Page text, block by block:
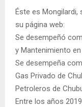
Éste es Mongilardi,
su página web:
Se desempeñó
y Mantenimiento
Se desempeña
Gas Privado de
Petroleros de
Entre los años